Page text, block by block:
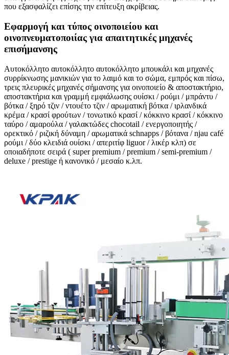
που εξασφαλίζει επίσης την επίτευξη ακρίβειας.
Εφαρμογή και τύπος οινοποιείου και
οινοπνευματοποιίας για απαιτητικές μηχανές
επισήμανσης
Αυτοκόλλητο αυτοκόλλητο αυτοκόλλητο μπουκάλι και μηχανές
συρρίκνωσης μανικιών για το λαιμό και το σώμα, εμπρός και πίσω,
τρεις πλευρικές μηχανές σήμανσης για οινοποιείο & αποστακτήριο,
αποστακτήρια και γραμμή εμφιάλωσης ουίσκι / ρούμι / μπράντυ /
βότκα / ξηρό τζιν / ντουέτο τζιν / αρωματική βότκα / ιρλανδικά
κρέμα / κρασί φρούτων / τονωτικό κρασί / κόκκινο κρασί / κόκκινο
ταύρο / αμαρούλα / γαλακτώδες chocotail / ενεργοποιητής /
ορεκτικό / ριζική δύναμη / αρωματικά schnapps / βότανα / njau café
ρούμι / δύο κλειδιά ουίσκι / απεριτίφ liguor / λικέρ κλπ) σε
οποιαδήποτε σειρά ( super premium / premium / semi-premium /
deluxe / prestige ή κανονικό / μεσαίο κ.λπ.